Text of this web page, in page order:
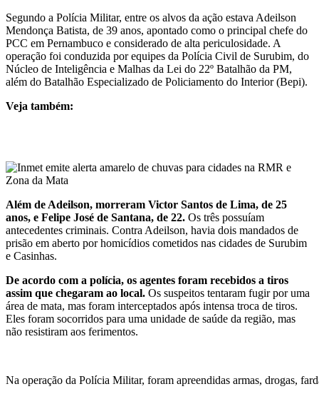
Segundo a Polícia Militar, entre os alvos da ação estava Adeilson
Mendonça Batista, de 39 anos, apontado como o principal chefe do
PCC em Pernambuco e considerado de alta periculosidade. A
operação foi conduzida por equipes da Polícia Civil de Surubim, do
Núcleo de Inteligência e Malhas da Lei do 22º Batalhão da PM,
além do Batalhão Especializado de Policiamento do Interior (Bepi).
Veja também:
Além de Adeilson, morreram Victor Santos de Lima, de 25
anos, e Felipe José de Santana, de 22. Os três possuíam
antecedentes criminais. Contra Adeilson, havia dois mandados de
prisão em aberto por homicídios cometidos nas cidades de Surubim
e Casinhas.
De acordo com a polícia, os agentes foram recebidos a tiros
assim que chegaram ao local. Os suspeitos tentaram fugir por uma
área de mata, mas foram interceptados após intensa troca de tiros.
Eles foram socorridos para uma unidade de saúde da região, mas
não resistiram aos ferimentos.
Na operação da Polícia Militar, foram apreendidas armas, drogas,